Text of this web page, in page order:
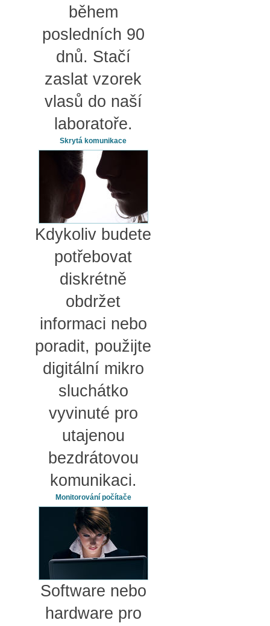
během
posledních 90
dnů. Stačí
zaslat vzorek
vlasů do naší
laboratoře.
Skrytá komunikace
Kdykoliv budete
potřebovat
diskrétně
obdržet
informaci nebo
poradit, použijte
digitální mikro
sluchátko
vyvinuté pro
utajenou
bezdrátovou
komunikaci.
Monitorování počítače
Software nebo
hardware pro